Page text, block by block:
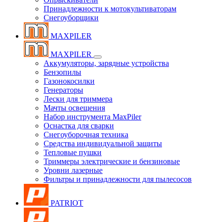
Принадлежности к мотокультиваторам
Снегоуборщики
MAXPILER
MAXPILER
Аккумуляторы, зарядные устройства
Бензопилы
Газонокосилки
Генераторы
Лески для триммера
Мачты освещения
Набор инструмента MaxPiler
Оснастка для сварки
Снегоуборочная техника
Средства индивидуальной защиты
Тепловые пушки
Триммеры электрические и бензиновые
Уровни лазерные
Фильтры и принадлежности для пылесосов
PATRIOT